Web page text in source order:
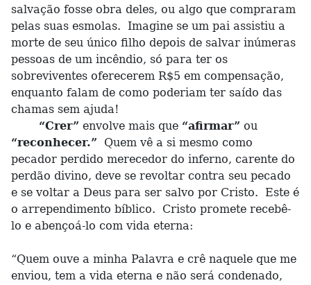
salvação fosse obra deles, ou algo que compraram
pelas suas esmolas. Imagine se um pai assistiu a
morte de seu único filho depois de salvar inúmeras
pessoas de um incêndio, só para ter os
sobreviventes oferecerem R$5 em compensação,
enquanto falam de como poderiam ter saído das
chamas sem ajuda!
“Crer” envolve mais que “afirmar” ou
“reconhecer.” Quem vê a si mesmo como
pecador perdido merecedor do inferno, carente do
perdão divino, deve se revoltar contra seu pecado
e se voltar a Deus para ser salvo por Cristo. Este é
o arrependimento bíblico. Cristo promete recebê-
lo e abençoá-lo com vida eterna:
“Quem ouve a minha Palavra e crê naquele que me
enviou, tem a vida eterna e não será condenado,